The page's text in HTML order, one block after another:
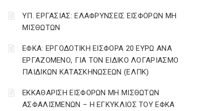
ΥΠ. ΕΡΓΑΣΙΑΣ: ΕΛΑΦΡΥΝΣΕΙΣ ΕΙΣΦΟΡΩΝ ΜΗ
ΜΙΣΘΩΤΩΝ
ΕΦΚΑ: ΕΡΓΟΔΟΤΙΚΗ ΕΙΣΦΟΡΑ 20 ΕΥΡΩ ΑΝΑ
ΕΡΓΑΖΟΜΕΝΟ, ΓΙΑ ΤΟΝ ΕΙΔΙΚΟ ΛΟΓΑΡΙΑΣΜΟ
ΠΑΙΔΙΚΩΝ ΚΑΤΑΣΚΗΝΩΣΕΩΝ (ΕΛΠΚ)
ΕΚΚΑΘΑΡΙΣΗ ΕΙΣΦΟΡΩΝ ΜΗ ΜΙΣΘΩΤΩΝ
ΑΣΦΑΛΙΣΜΕΝΩΝ – Η ΕΓΚΥΚΛΙΟΣ ΤΟΥ ΕΦΚΑ